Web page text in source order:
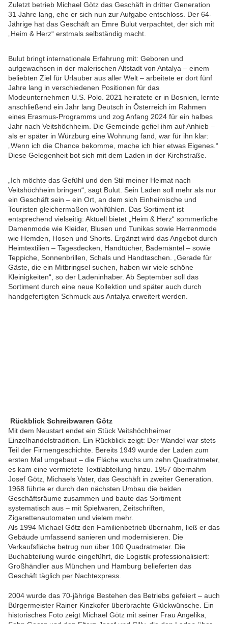
Zuletzt betrieb Michael Götz das Geschäft in dritter Generation
31 Jahre lang, ehe er sich nun zur Aufgabe entschloss. Der 64-
Jährige hat das Geschäft an Emre Bulut verpachtet, der sich mit
„Heim & Herz“ erstmals selbständig macht.
Bulut bringt internationale Erfahrung mit: Geboren und
aufgewachsen in der malerischen Altstadt von Antalya – einem
beliebten Ziel für Urlauber aus aller Welt – arbeitete er dort fünf
Jahre lang in verschiedenen Positionen für das
Modeunternehmen U.S. Polo. 2021 heiratete er in Bosnien, lernte
anschließend ein Jahr lang Deutsch in Österreich im Rahmen
eines Erasmus-Programms und zog Anfang 2024 für ein halbes
Jahr nach Veitshöchheim. Die Gemeinde gefiel ihm auf Anhieb –
als er später in Würzburg eine Wohnung fand, war für ihn klar:
„Wenn ich die Chance bekomme, mache ich hier etwas Eigenes.“
Diese Gelegenheit bot sich mit dem Laden in der Kirchstraße.
„Ich möchte das Gefühl und den Stil meiner Heimat nach
Veitshöchheim bringen“, sagt Bulut. Sein Laden soll mehr als nur
ein Geschäft sein – ein Ort, an dem sich Einheimische und
Touristen gleichermaßen wohlfühlen. Das Sortiment ist
entsprechend vielseitig: Aktuell bietet „Heim & Herz“ sommerliche
Damenmode wie Kleider, Blusen und Tunikas sowie Herrenmode
wie Hemden, Hosen und Shorts. Ergänzt wird das Angebot durch
Heimtextilien – Tagesdecken, Handtücher, Bademäntel – sowie
Teppiche, Sonnenbrillen, Schals und Handtaschen. „Gerade für
Gäste, die ein Mitbringsel suchen, haben wir viele schöne
Kleinigkeiten“, so der Ladeninhaber. Ab September soll das
Sortiment durch eine neue Kollektion und später auch durch
handgefertigten Schmuck aus Antalya erweitert werden.
Rückblick Schreibwaren Götz
Mit dem Neustart endet ein Stück Veitshöchheimer
Einzelhandelstradition. Ein Rückblick zeigt: Der Wandel war stets
Teil der Firmengeschichte. Bereits 1949 wurde der Laden zum
ersten Mal umgebaut – die Fläche wuchs um zehn Quadratmeter,
es kam eine vermietete Textilabteilung hinzu. 1957 übernahm
Josef Götz, Michaels Vater, das Geschäft in zweiter Generation.
1968 führte er durch den nächsten Umbau die beiden
Geschäftsräume zusammen und baute das Sortiment
systematisch aus – mit Spielwaren, Zeitschriften,
Zigarettenautomaten und vielem mehr.
Als 1994 Michael Götz den Familienbetrieb übernahm, ließ er das
Gebäude umfassend sanieren und modernisieren. Die
Verkaufsfläche betrug nun über 100 Quadratmeter. Die
Buchabteilung wurde eingeführt, die Logistik professionalisiert:
Großhändler aus München und Hamburg belieferten das
Geschäft täglich per Nachtexpress.
2004 wurde das 70-jährige Bestehen des Betriebs gefeiert – auch
Bürgermeister Rainer Kinzkofer überbrachte Glückwünsche. Ein
historisches Foto zeigt Michael Götz mit seiner Frau Angelika,